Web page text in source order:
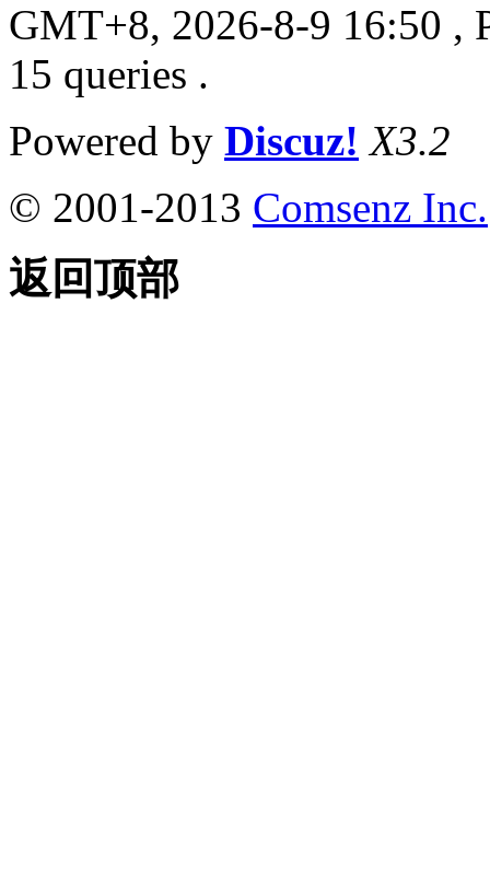
GMT+8, 2026-8-9 16:50 ,
15 queries .
Powered by Discuz! X3.2
© 2001-2013 Comsenz Inc.
返回顶部